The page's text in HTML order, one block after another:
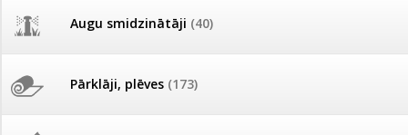
Augu smidzinātāji (40)
Pārklāji, plēves (173)
Tomātu sēklu katalogs